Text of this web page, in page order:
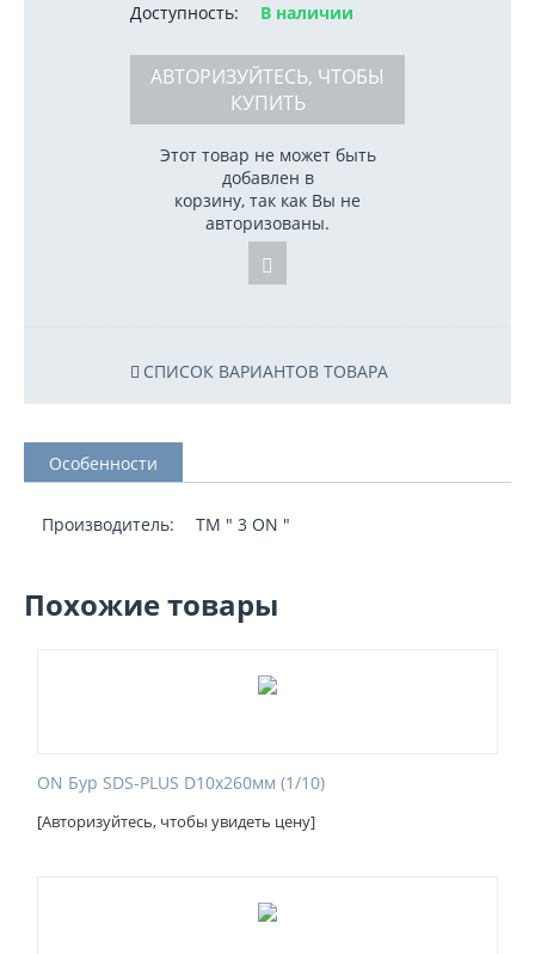
Доступность:
В наличии
АВТОРИЗУЙТЕСЬ, ЧТОБЫ
КУПИТЬ
Этот товар не может быть
добавлен в
корзину, так как Вы не
авторизованы.
СПИСОК ВАРИАНТОВ ТОВАРА
Особенности
Производитель: TM " 3 ON "
Похожие товары
ON Бур SDS-PLUS D10х260мм (1/10)
[Авторизуйтесь, чтобы увидеть цену]